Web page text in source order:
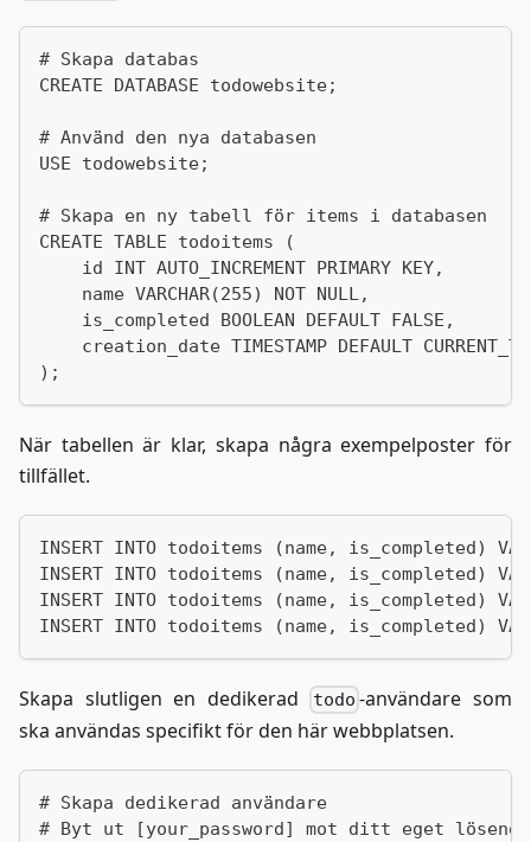
# Skapa databas
CREATE DATABASE todowebsite;
# Använd den nya databasen
USE todowebsite;
# Skapa en ny tabell för items i databasen
CREATE TABLE todoitems (
    id INT AUTO_INCREMENT PRIMARY KEY,
    name VARCHAR(255) NOT NULL,
    is_completed BOOLEAN DEFAULT FALSE,
creation_date TIMESTAMP DEFAULT
);
När tabellen är klar, skapa några exempelposter för
tillfället.
INSERT INTO todoitems (name, is_completed)
INSERT INTO todoitems (name, is_completed)
INSERT INTO todoitems (name, is_completed)
INSERT INTO todoitems (name, is_completed)
Skapa slutligen en dedikerad todo -användare som
ska användas specifikt för den här webbplatsen.
# Skapa dedikerad användare
# Byt ut [your_password] mot ditt eget